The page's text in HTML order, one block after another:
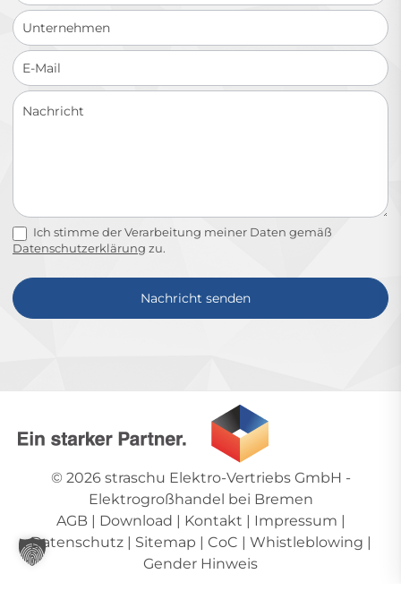
Ich stimme der Verarbeitung meiner Daten gemäß
Datenschutzerklärung zu.
Nachricht senden
© 2026 straschu Elektro-Vertriebs GmbH -
Elektrogroßhandel bei Bremen
AGB | Download | Kontakt | Impressum |
Datenschutz| Sitemap | CoC | Whistleblowing |
Gender Hinweis